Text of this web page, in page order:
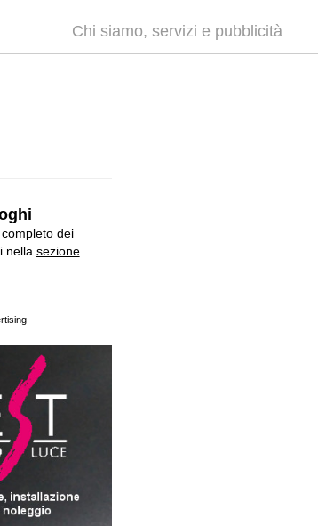
Chi siamo, servizi e pubblicità
dei
nella sezione